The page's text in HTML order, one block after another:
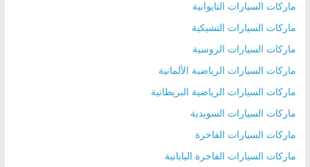
ماركات السيارات التايوانية
ماركات السيارات التشيكية
ماركات السيارات الروسية
ماركات السيارات الرياضية الألمانية
ماركات السيارات الرياضية البريطانية
ماركات السيارات السويدية
ماركات السيارات الفاخرة
ماركات السيارات الفاخرة اليابانية